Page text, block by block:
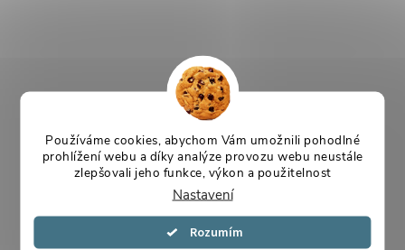
Používáme cookies, abychom Vám umožnili pohodlné
prohlížení webu a díky analýze provozu webu neustále
zlepšovali jeho funkce, výkon a použitelnost
Nastavení
Souhlasím